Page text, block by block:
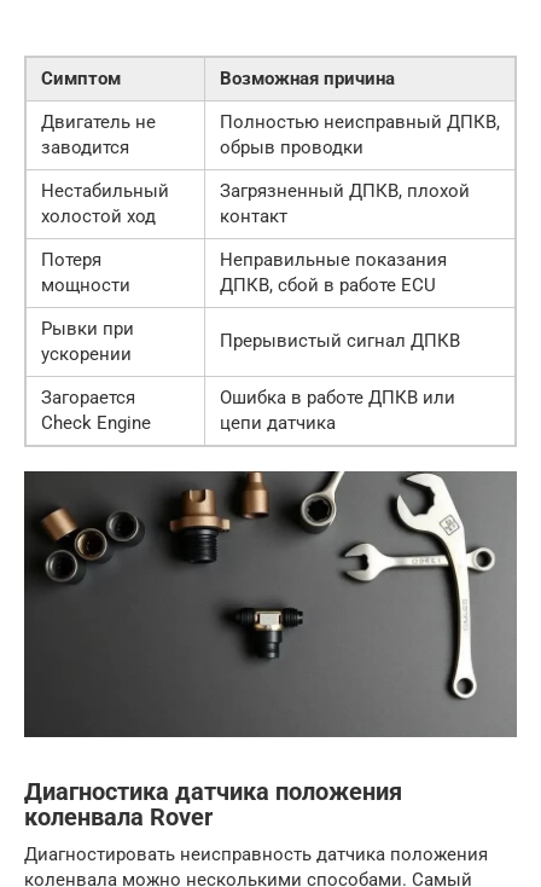
Симптом
Возможная причина
Двигатель не
заводится
Полностью неисправный ДПКВ,
обрыв проводки
Нестабильный
холостой ход
Загрязненный ДПКВ, плохой
контакт
Потеря
мощности
Неправильные показания
ДПКВ, сбой в работе ECU
Рывки при
ускорении
Прерывистый сигнал ДПКВ
Загорается
Check Engine
Ошибка в работе ДПКВ или
цепи датчика
Диагностика датчика положения
коленвала Rover
Диагностировать неисправность датчика положения
коленвала можно несколькими способами. Самый